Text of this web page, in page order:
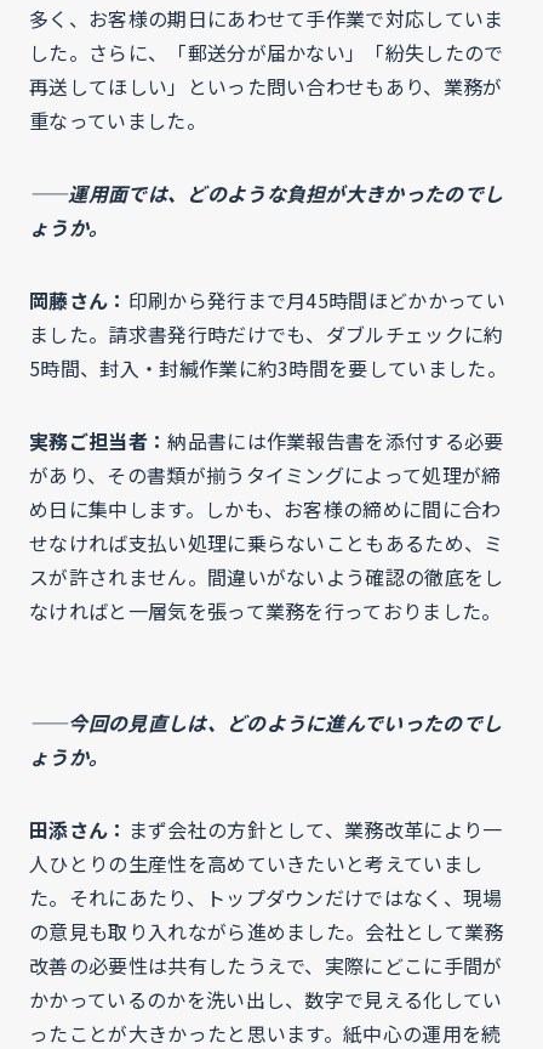
多く、お客様の期日にあわせて手作業で対応していま
した。さらに、「郵送分が届かない」「紛失したので
再送してほしい」といった問い合わせもあり、業務が
重なっていました。
——運用面では、どのような負担が大きかったのでし
ょうか。
岡藤さん： 印刷から発行まで月45時間ほどかかってい
ました。請求書発行時だけでも、ダブルチェックに約
5時間、封入・封緘作業に約3時間を要していました。
実務ご担当者：納品書には作業報告書を添付する必要
があり、その書類が揃うタイミングによって処理が締
め日に集中します。しかも、お客様の締めに間に合わ
せなければ支払い処理に乗らないこともあるため、ミ
スが許されません。間違いがないよう確認の徹底をし
なければと一層気を張って業務を行っておりました。
——今回の見直しは、どのように進んでいったのでし
ょうか。
田添さん： まず会社の方針として、業務改革により一
人ひとりの生産性を高めていきたいと考えていまし
た。それにあたり、トップダウンだけではなく、現場
の意見も取り入れながら進めました。会社として業務
改善の必要性は共有したうえで、実際にどこに手間が
かかっているのかを洗い出し、数字で見える化してい
ったことが大きかったと思います。紙中心の運用を続